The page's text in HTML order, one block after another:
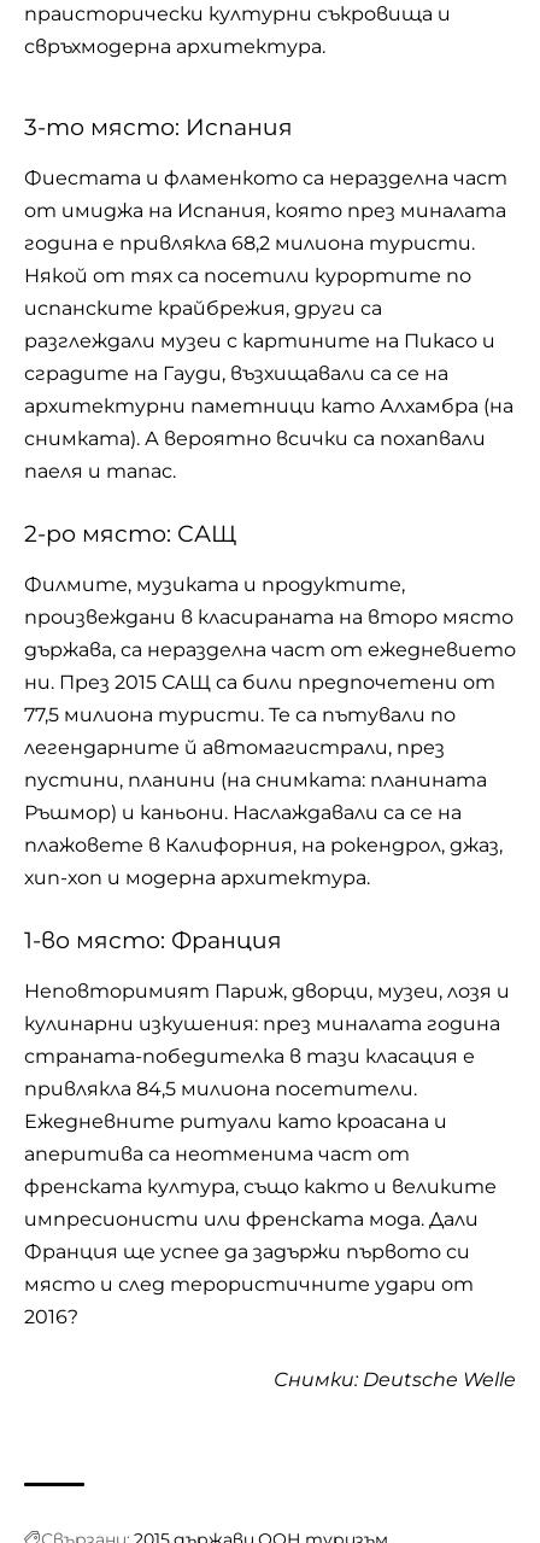
праисторически културни съкровища и
свръхмодерна архитектура.
3-то място: Испания
Фиестата и фламенкото са неразделна част
от имиджа на Испания, която през миналата
година е привлякла 68,2 милиона туристи.
Някой от тях са посетили курортите по
испанските крайбрежия, други са
разглеждали музеи с картините на Пикасо и
сградите на Гауди, възхищавали са се на
архитектурни паметници като Алхамбра (на
снимката). А вероятно всички са похапвали
паеля и тапас.
2-ро място: САЩ
Филмите, музиката и продуктите,
произвеждани в класираната на второ място
държава, са неразделна част от ежедневието
ни. През 2015 САЩ са били предпочетени от
77,5 милиона туристи. Те са пътували по
легендарните й автомагистрали, през
пустини, планини (на снимката: планината
Ръшмор) и каньони. Наслаждавали са се на
плажовете в Калифорния, на рокендрол, джаз,
хип-хоп и модерна архитектура.
1-во място: Франция
Неповторимият Париж, дворци, музеи, лозя и
кулинарни изкушения: през миналата година
страната-победителка в тази класация е
привлякла 84,5 милиона посетители.
Ежедневните ритуали като кроасана и
аперитива са неотменима част от
френската култура, също както и великите
импресионисти или френската мода. Дали
Франция ще успее да задържи първото си
място и след терористичните удари от
2016?
Снимки: Deutsche Welle